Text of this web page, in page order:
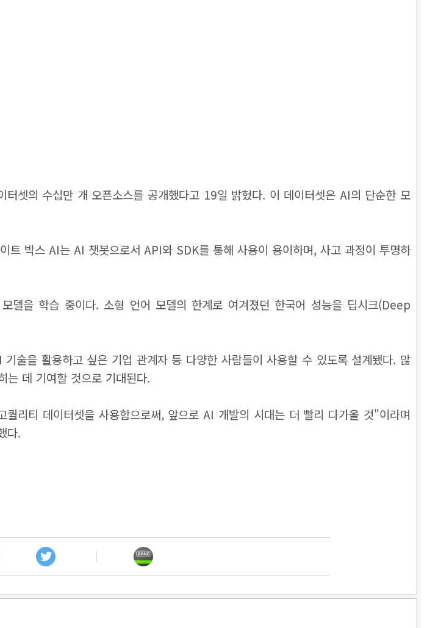
셋의 수십만 개 오픈소스를 공개했다고 19일 밝혔다. 이 데이터셋은 AI의 단순한 모
트 박스 AI는 AI 챗봇으로서 API와 SDK를 통해 사용이 용이하며, 사고 과정이 투명하
델을 학습 중이다. 소형 언어 모델의 한계로 여겨졌던 한국어 성능을 딥시크(Deep
술을 활용하고 싶은 기업 관계자 등 다양한 사람들이 사용할 수 있도록 설계됐다. 많
는 데 기여할 것으로 기대된다.
리티 데이터셋을 사용함으로써, 앞으로 AI 개발의 시대는 더 빨리 다가올 것"이라며
다.